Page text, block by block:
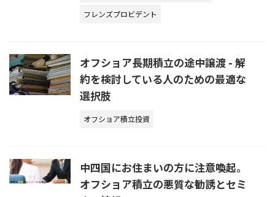
フレンズプロビデント
オフショア長期積立の途中譲渡 - 解
約を検討している人のための最適な
選択肢
オフショア積立投資
中四国にお住まいの方に注意喚起。
オフショア積立の悪質な勧誘とセミ